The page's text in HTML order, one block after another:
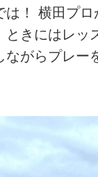
は！ 横田プ
ときにはレッ
ながらプレー